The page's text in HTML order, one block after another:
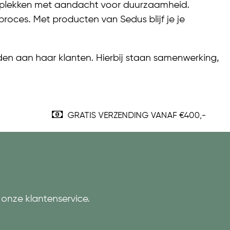
met aandacht voor duurzaamheid.
Met producten van Sedus blijf je je
aan haar klanten. Hierbij staan samenwerking,
GRATIS VERZENDING VANAF €400,-
klantenservice.